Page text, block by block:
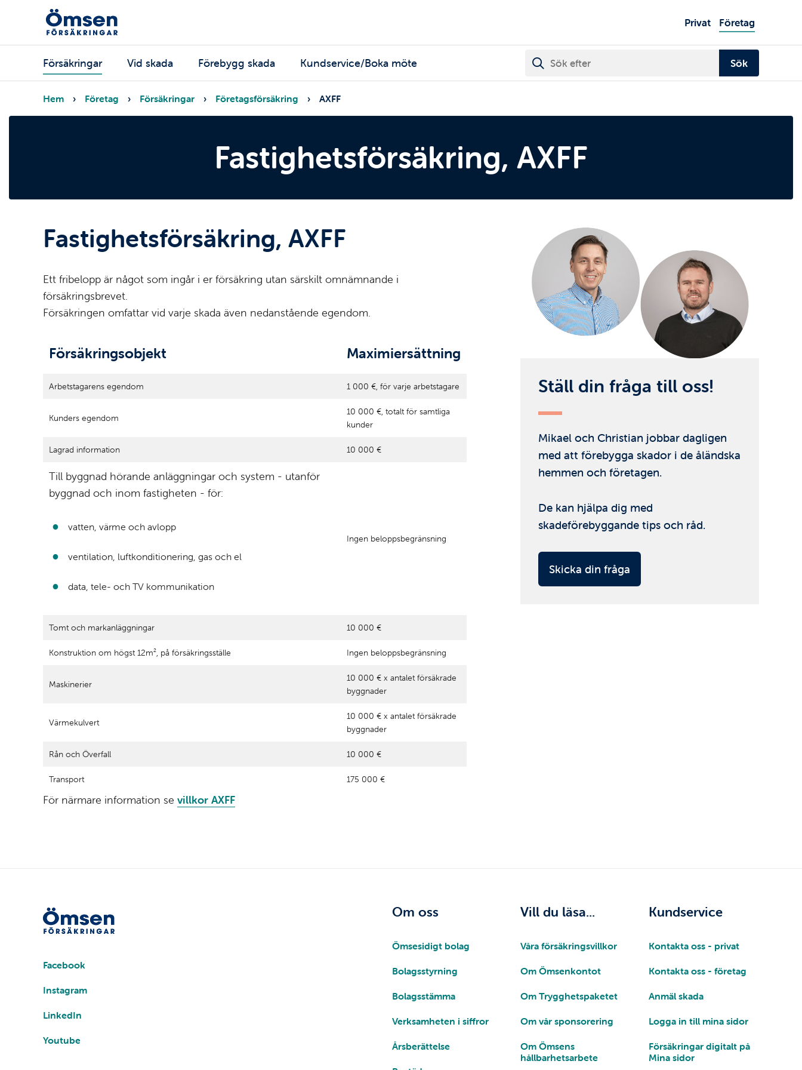
huvudinnehåll
Privat Företag
Huvudmeny
Försäkringar Vid skada Förebygg skada Kundservice/Boka möte
Länkstig
Hem Företag Försäkringar Företagsförsäkring AXFF
Fastighetsförsäkring, AXFF
Fastighetsförsäkring, AXFF
Ett fribelopp är något som ingår i er försäkring utan särskilt omnämnande i
försäkringsbrevet.
Försäkringen omfattar vid varje skada även nedanstående egendom.
Försäkringsobjekt Maximiersättning
Arbetstagarens egendom 1 000 €, för varje arbetstagare
Kunders egendom
10 000 €, totalt för samtliga
kunder
Lagrad information 10 000 €
Till byggnad hörande anläggningar och system - utanför
byggnad och inom fastigheten - för:
vatten, värme och avlopp
ventilation, luftkonditionering, gas och el
data, tele- och TV kommunikation
Ingen beloppsbegränsning
Tomt och markanläggningar 10 000 €
Konstruktion om högst 12m², på försäkringsställe Ingen beloppsbegränsning
Maskinerier
10 000 € x antalet försäkrade
byggnader
Värmekulvert
10 000 € x antalet försäkrade
byggnader
Rån och Överfall 10 000 €
Transport 175 000 €
För närmare information se villkor AXFF
Ställ din fråga till oss!
Mikael och Christian jobbar dagligen
med att förebygga skador i de åländska
hemmen och företagen.
De kan hjälpa dig med
skadeförebyggande tips och råd.
Skicka din fråga
Sociala
medier
Facebook
Instagram
LinkedIn
Youtube
Om oss
Ömsesidigt bolag
Bolagsstyrning
Bolagsstämma
Verksamheten i siffror
Årsberättelse
Vill du läsa...
Våra försäkringsvillkor
Om Ömsenkontot
Om Trygghetspaketet
Om vår sponsorering
Om Ömsens
hållbarhetsarbete
Kundservice
Kontakta oss - privat
Kontakta oss - företag
Anmäl skada
Logga in till mina sidor
Försäkringar digitalt på
Mina sidor